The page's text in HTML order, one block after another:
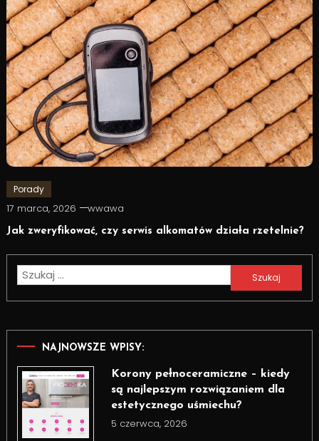
Porady
17 marca, 2026 wwawa
Jak zweryfikować, czy serwis alkomatów działa rzetelnie?
Szukaj:
NAJNOWSZE WPISY:
Korony pełnoceramiczne – kiedy
są najlepszym rozwiązaniem dla
estetycznego uśmiechu?
5 czerwca, 2026